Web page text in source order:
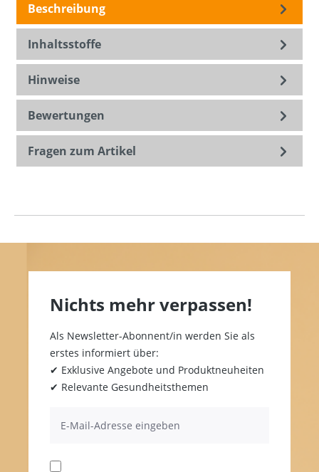
Beschreibung
Inhaltsstoffe
Hinweise
Bewertungen
Fragen zum Artikel
Nichts mehr verpassen!
Als Newsletter-Abonnent/in werden Sie als
erstes informiert über:
✔ Exklusive Angebote und Produktneuheiten
✔ Relevante Gesundheitsthemen